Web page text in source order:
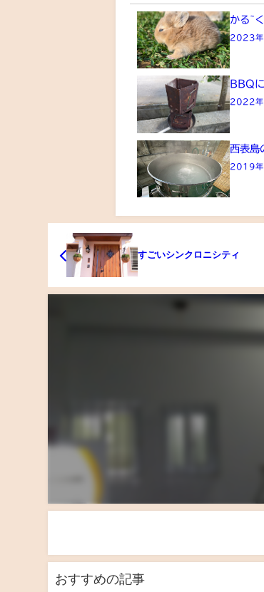
かる~
2023年
BBQ
2022年
西表島
2019年
すごいシンクロニシティ
おすすめの記事